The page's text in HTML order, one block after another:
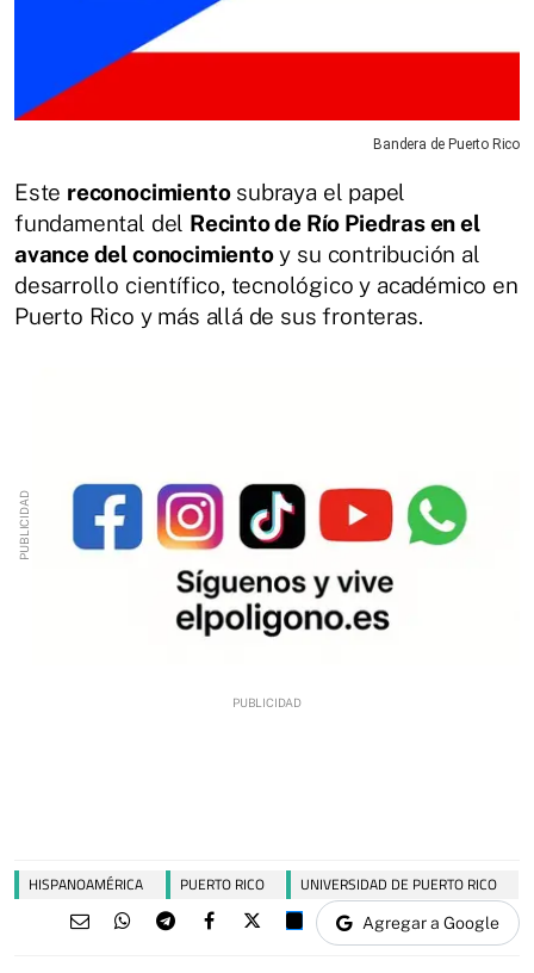
Bandera de Puerto Rico
Este reconocimientosubraya el papel
fundamental del Recinto de Río Piedras en el
avance del conocimientoy su contribución al
desarrollo científico, tecnológico y académico en
Puerto Rico y más allá de sus fronteras.
HISPANOAMÉRICA PUERTO RICO UNIVERSIDAD DE PUERTO RICO
Agregar a Google